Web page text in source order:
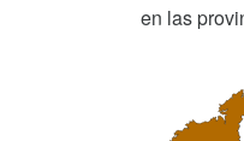
en las